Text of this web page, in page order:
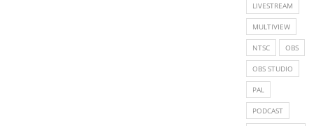
LIVESTREAM
MULTIVIEW
NTSC OBS
OBS STUDIO
PAL
PODCAST